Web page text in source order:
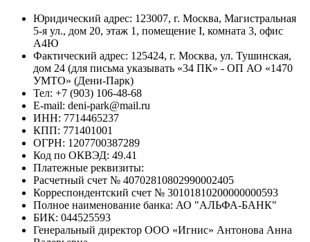
Юридический адрес: 123007, г. Москва, Магистральная
5-я ул., дом 20, этаж 1, помещение I, комната 3, офис
А4Ю
Фактический адрес: 125424, г. Москва, ул. Тушинская,
дом 24 (для письма указывать «34 ПК» - ОП АО «1470
УМТО» (Дени-Парк)
Тел: +7 (903) 106-48-68
E-mail: deni-park@mail.ru
ИНН: 7714465237
КПП: 771401001
ОГРН: 1207700387289
Код по ОКВЭД: 49.41
Платежные реквизиты:
Расчетный счет № 40702810802990002405
Корреспондентский счет № 30101810200000000593
Полное наименование банка: АО "АЛЬФА-БАНК"
БИК: 044525593
Генеральный директор ООО «Игнис» Антонова Анна